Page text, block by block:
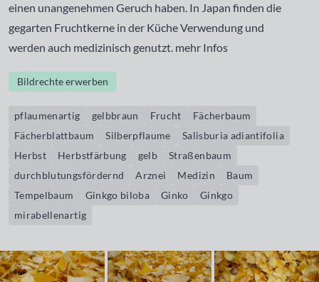
einen unangenehmen Geruch haben. In Japan finden die
gegarten Fruchtkerne in der Küche Verwendung und
werden auch medizinisch genutzt. mehr Infos
Bildrechte erwerben
pflaumenartig gelbbraun Frucht
Fächerbaum
Fächerblattbaum
Silberpflaume
Salisburia adiantifolia
Herbst
Herbstfärbung gelb
Straßenbaum
durchblutungsfördernd
Arznei Medizin
Baum
Tempelbaum
Ginkgo biloba Ginko
Ginkgo
mirabellenartig